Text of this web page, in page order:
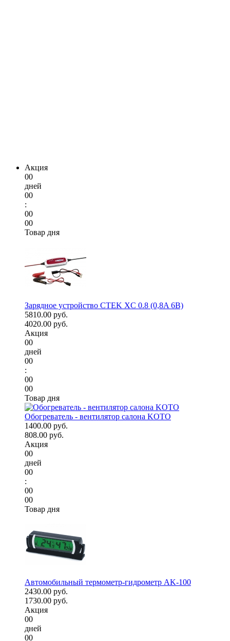
Акция
00
дней
00
:
00
00
Товар дня
Зарядное устройство CTEK XC 0.8 (0,8A 6В)
5810.00 руб.
4020.00 руб.
Акция
00
дней
00
:
00
00
Товар дня
Обогреватель - вентилятор салона KOTO
1400.00 руб.
808.00 руб.
Акция
00
дней
00
:
00
00
Товар дня
Автомобильный термометр-гидрометр AK-100
2430.00 руб.
1730.00 руб.
Акция
00
дней
00